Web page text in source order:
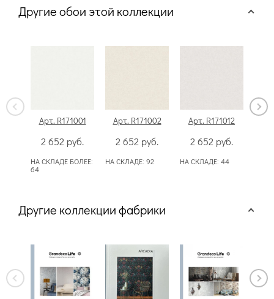
Другие обои этой коллекции
Арт. R171001
2 652 руб.
НА СКЛАДЕ БОЛЕЕ:
64
Арт. R171002
2 652 руб.
НА СКЛАДЕ: 92
Арт. R171012
2 652 руб.
НА СКЛАДЕ: 44
Другие коллекции фабрики